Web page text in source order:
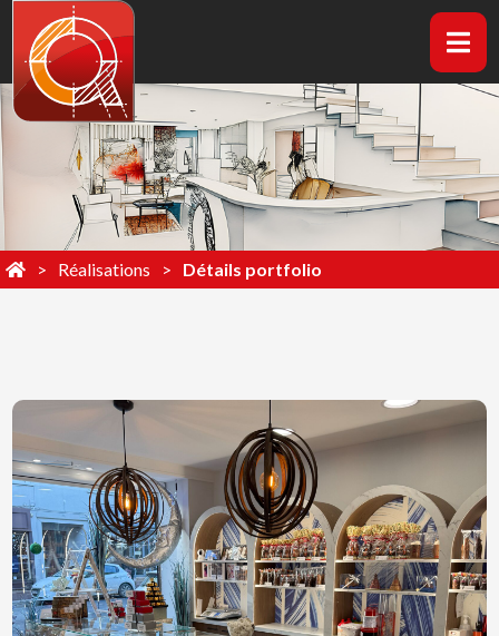
Réalisations Détails portfolio